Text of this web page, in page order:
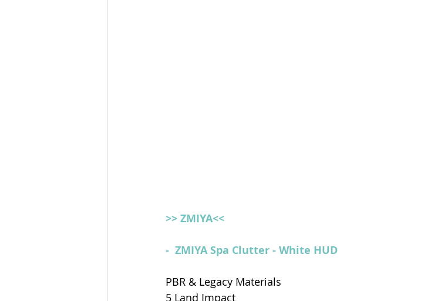
>> ZMIYA<<
-  ZMIYA Spa Clutter - White HUD
PBR & Legacy Materials
5 Land Impact